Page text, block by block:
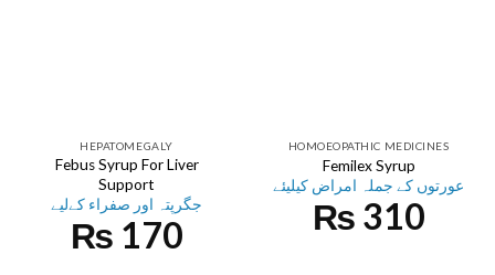
HEPATOMEGALY
Febus Syrup For Liver
Support
جگرپتہ اور صفراء کےلیے
₨ 170
HOMOEOPATHIC MEDICINES
Femilex Syrup
عورتوں کے جملہ امراض کیلیئے
₨ 310